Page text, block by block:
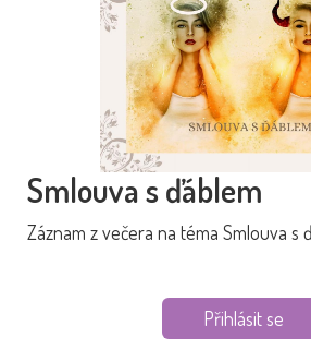
Smlouva s ďáblem
Záznam z večera na téma Smlouva s
Přihlásit se